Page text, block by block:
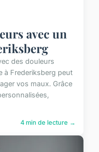
avec un
des douleurs
à Frederiksberg peut
vos maux. Grâce
4 min de lecture →